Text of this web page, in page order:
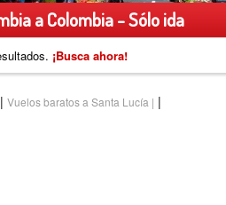
a Colombia - Sólo ida
¡Busca ahora!
| Vuelos baratos a Santa Lucía |